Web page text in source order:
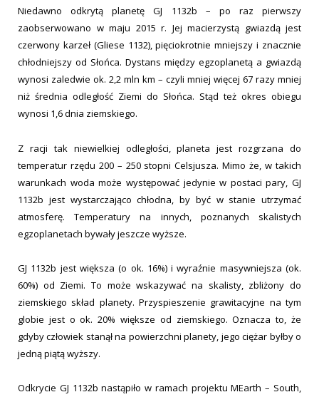
Niedawno odkrytą planetę GJ 1132b – po raz pierwszy
zaobserwowano w maju 2015 r. Jej macierzystą gwiazdą jest
czerwony karzeł (Gliese 1132), pięciokrotnie mniejszy i znacznie
chłodniejszy od Słońca. Dystans między egzoplanetą a gwiazdą
wynosi zaledwie ok. 2,2 mln km – czyli mniej więcej 67 razy mniej
niż średnia odległość Ziemi do Słońca. Stąd też okres obiegu
wynosi 1,6 dnia ziemskiego.
Z racji tak niewielkiej odległości, planeta jest rozgrzana do
temperatur rzędu 200 – 250 stopni Celsjusza. Mimo że, w takich
warunkach woda może występować jedynie w postaci pary, GJ
1132b jest wystarczająco chłodna, by być w stanie utrzymać
atmosferę. Temperatury na innych, poznanych skalistych
egzoplanetach bywały jeszcze wyższe.
GJ 1132b jest większa (o ok. 16%) i wyraźnie masywniejsza (ok.
60%) od Ziemi. To może wskazywać na skalisty, zbliżony do
ziemskiego skład planety. Przyspieszenie grawitacyjne na tym
globie jest o ok. 20% większe od ziemskiego. Oznacza to, że
gdyby człowiek stanął na powierzchni planety, jego ciężar byłby o
jedną piątą wyższy.
Odkrycie GJ 1132b nastąpiło w ramach projektu MEarth – South,